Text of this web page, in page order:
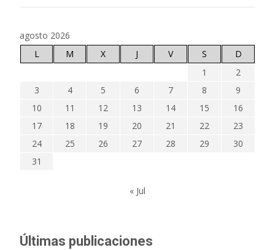
agosto 2026
L
M X J V S
D
1
2
3
4 5 6 7 8
9
10
11 12 13 14 15
16
17
18 19 20 21 22
23
24
25 26 27 28 29
30
31
« Jul
Últimas publicaciones